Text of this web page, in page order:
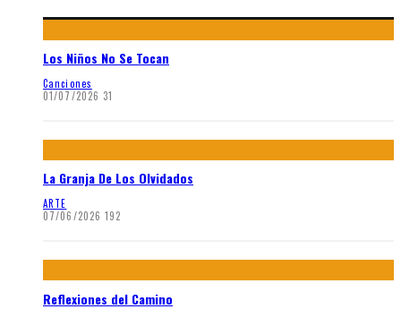
Los Niños No Se Tocan
Canciones
01/07/2026 31
La Granja De Los Olvidados
ARTE
07/06/2026 192
Reflexiones del Camino